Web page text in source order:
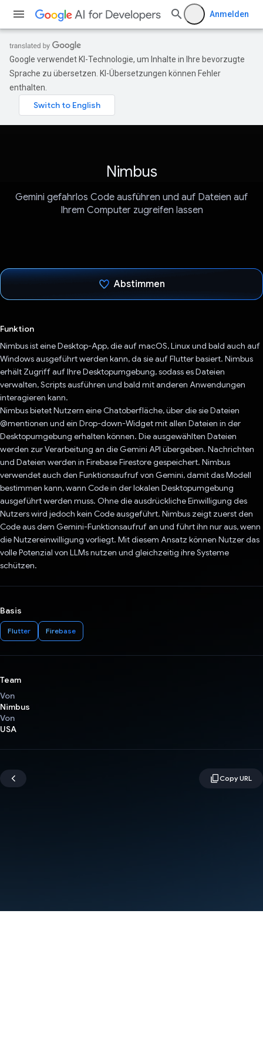
Anmelden
Google verwendet KI-Technologie, um Inhalte in Ihre bevorzugte
Sprache zu übersetzen. KI-Übersetzungen können Fehler
enthalten.
Nimbus
Gemini gefahrlos Code ausführen und auf Dateien auf
Ihrem Computer zugreifen lassen
Abstimmen
Funktion
Nimbus ist eine Desktop-App, die auf macOS, Linux und bald auch auf
Windows ausgeführt werden kann, da sie auf Flutter basiert. Nimbus
erhält Zugriff auf Ihre Desktopumgebung, sodass es Dateien
verwalten, Scripts ausführen und bald mit anderen Anwendungen
interagieren kann.
Nimbus bietet Nutzern eine Chatoberfläche, über die sie Dateien
@mentionen und ein Drop-down-Widget mit allen Dateien in der
Desktopumgebung erhalten können. Die ausgewählten Dateien
werden zur Verarbeitung an die Gemini API übergeben. Nachrichten
und Dateien werden in Firebase Firestore gespeichert. Nimbus
verwendet auch den Funktionsaufruf von Gemini, damit das Modell
bestimmen kann, wann Code in der lokalen Desktopumgebung
ausgeführt werden muss. Ohne die ausdrückliche Einwilligung des
Nutzers wird jedoch kein Code ausgeführt. Nimbus zeigt zuerst den
Code aus dem Gemini-Funktionsaufruf an und führt ihn nur aus, wenn
die Nutzereinwilligung vorliegt. Mit diesem Ansatz können Nutzer das
volle Potenzial von LLMs nutzen und gleichzeitig ihre Systeme
schützen.
Basis
Flutter Firebase
Team
Von
Nimbus
Von
USA